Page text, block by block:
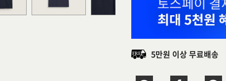
5만원 이상 무료배송